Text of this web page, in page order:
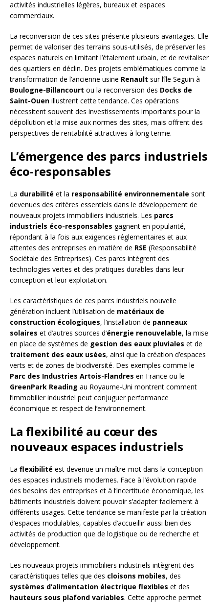
activités industrielles légères, bureaux et espaces
commerciaux.
La reconversion de ces sites présente plusieurs avantages. Elle
permet de valoriser des terrains sous-utilisés, de préserver les
espaces naturels en limitant l’étalement urbain, et de revitaliser
des quartiers en déclin. Des projets emblématiques comme la
transformation de l’ancienne usine Renault sur l’île Seguin à
Boulogne-Billancourt ou la reconversion des Docks de
Saint-Ouen illustrent cette tendance. Ces opérations
nécessitent souvent des investissements importants pour la
dépollution et la mise aux normes des sites, mais offrent des
perspectives de rentabilité attractives à long terme.
L’émergence des parcs industriels
éco-responsables
La durabilité et la responsabilité environnementale sont
devenues des critères essentiels dans le développement de
nouveaux projets immobiliers industriels. Les parcs
industriels éco-responsables gagnent en popularité,
répondant à la fois aux exigences réglementaires et aux
attentes des entreprises en matière de RSE (Responsabilité
Sociétale des Entreprises). Ces parcs intègrent des
technologies vertes et des pratiques durables dans leur
conception et leur exploitation.
Les caractéristiques de ces parcs industriels nouvelle
génération incluent l’utilisation de matériaux de
construction écologiques, l’installation de panneaux
solaires et d’autres sources d’énergie renouvelable, la mise
en place de systèmes de gestion des eaux pluviales et de
traitement des eaux usées, ainsi que la création d’espaces
verts et de zones de biodiversité. Des exemples comme le
Parc des Industries Artois-Flandres en France ou le
GreenPark Reading au Royaume-Uni montrent comment
l’immobilier industriel peut conjuguer performance
économique et respect de l’environnement.
La flexibilité au cœur des
nouveaux espaces industriels
La flexibilité est devenue un maître-mot dans la conception
des espaces industriels modernes. Face à l’évolution rapide
des besoins des entreprises et à l’incertitude économique, les
bâtiments industriels doivent pouvoir s’adapter facilement à
différents usages. Cette tendance se manifeste par la création
d’espaces modulables, capables d’accueillir aussi bien des
activités de production que de logistique ou de recherche et
développement.
Les nouveaux projets immobiliers industriels intègrent des
caractéristiques telles que des cloisons mobiles, des
systèmes d’alimentation électrique flexibles et des
hauteurs sous plafond variables. Cette approche permet